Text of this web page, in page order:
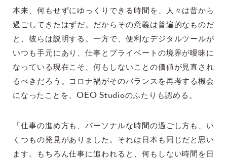
本来、何もせずにゆっくりできる時間を、人々は昔から
過ごしてきたはずだ。だからその意義は普遍的なものだ
と、彼らは説明する。一方で、便利なデジタルツールが
いつも手元にあり、仕事とプライベートの境界が曖昧に
なっている現在こそ、何もしないことの価値が見直され
るべきだろう。コロナ禍がそのバランスを再考する機会
になったことを、OEO Studioのふたりも認める。
「仕事の進め方も、パーソナルな時間の過ごし方も、い
くつもの発見がありました。それは日本も同じだと思い
ます。もちろん仕事に追われると、何もしない時間を日